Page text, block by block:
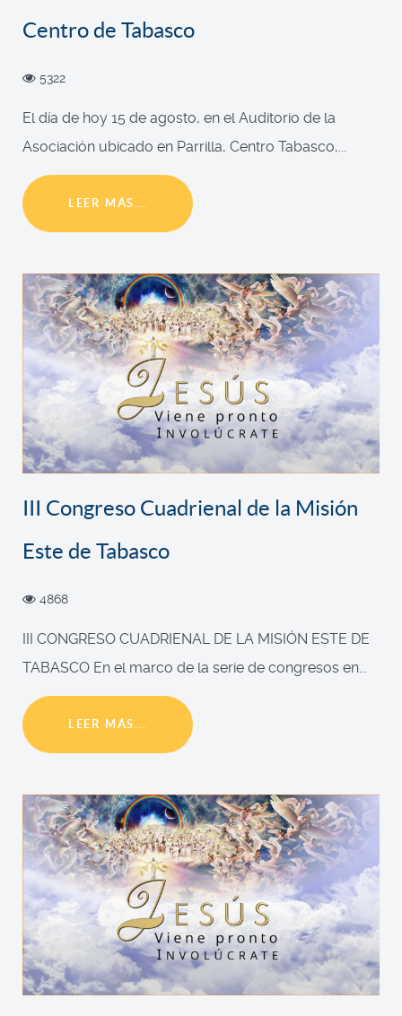
Centro de Tabasco
5322
El día de hoy 15 de agosto, en el Auditorio de la
Asociación ubicado en Parrilla, Centro Tabasco,...
LEER MÁS...
III Congreso Cuadrienal de la Misión
Este de Tabasco
4868
III CONGRESO CUADRIENAL DE LA MISIÓN ESTE DE
TABASCO En el marco de la serie de congresos en...
LEER MÁS...